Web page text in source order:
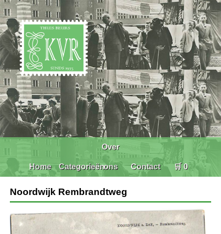
Home Categorieën
Over
ons Contact 🛒 0
Noordwijk Rembrandtweg